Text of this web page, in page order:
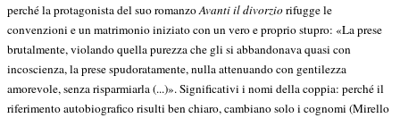
perché la protagonista del suo romanzoAvanti il divorziorifugge le
convenzioni e un matrimonio iniziato con un vero e proprio stupro: «La prese
brutalmente, violando quella purezza che gli si abbandonava quasi con
incoscienza, la prese spudoratamente, nulla attenuando con gentilezza
amorevole, senza risparmiarla (...)». Significativi i nomi della coppia: perché il
riferimento autobiografico risulti ben chiaro, cambiano solo i cognomi (Mirello